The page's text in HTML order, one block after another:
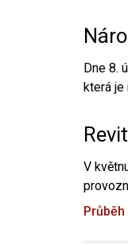
Dne 8.
která je
V